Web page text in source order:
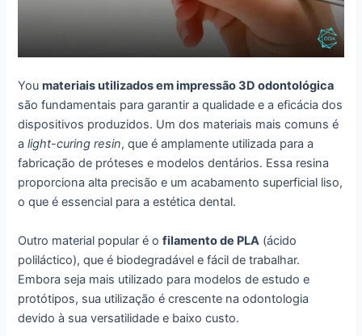
Youmateriais utilizados em impressão 3D odontológica
são fundamentais para garantir a qualidade e a eficácia dos
dispositivos produzidos. Um dos materiais mais comuns é
alight-curing resin, que é amplamente utilizada para a
fabricação de próteses e modelos dentários. Essa resina
proporciona alta precisão e um acabamento superficial liso,
o que é essencial para a estética dental.
Outro material popular é ofilamento de PLA (ácido
poliláctico), que é biodegradável e fácil de trabalhar.
Embora seja mais utilizado para modelos de estudo e
protótipos, sua utilização é crescente na odontologia
devido à sua versatilidade e baixo custo.